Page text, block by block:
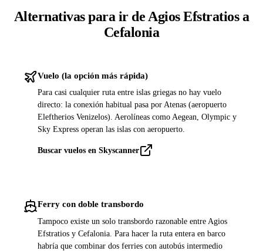
Alternativas para ir de Agios Efstratios a
Cefalonia
Vuelo (la opción más rápida)
Para casi cualquier ruta entre islas griegas no hay vuelo
directo: la conexión habitual pasa por Atenas (aeropuerto
Eleftherios Venizelos). Aerolíneas como Aegean, Olympic y
Sky Express operan las islas con aeropuerto.
Buscar vuelos en Skyscanner
Ferry con doble transbordo
Tampoco existe un solo transbordo razonable entre Agios
Efstratios y Cefalonia. Para hacer la ruta entera en barco
habría que combinar dos ferries con autobús intermedio